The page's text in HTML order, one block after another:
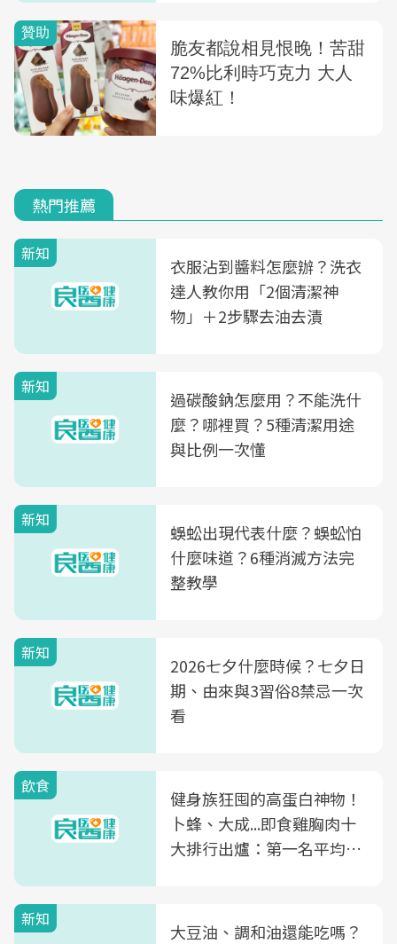
熱門推薦
新知
衣服沾到醬料怎麼辦？洗衣
達人教你用「2個清潔神
物」＋2步驟去油去漬
新知
過碳酸鈉怎麼用？不能洗什
麼？哪裡買？5種清潔用途
與比例一次懂
新知
蜈蚣出現代表什麼？蜈蚣怕
什麼味道？6種消滅方法完
整教學
新知
2026七夕什麼時候？七夕日
期、由來與3習俗8禁忌一次
看
飲食
健身族狂囤的高蛋白神物！
卜蜂、大成...即食雞胸肉十
大排行出爐：第一名平均一
新知
大豆油、調和油還能吃嗎？